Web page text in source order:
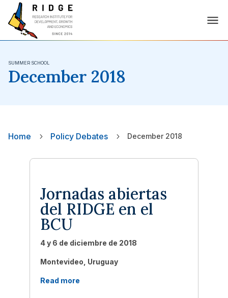
SUMMER SCHOOL
December 2018
Home 5 Policy Debates 5 December 2018
Jornadas abiertas
del RIDGE en el
BCU
4 y 6 de diciembre de 2018
Montevideo, Uruguay
Read more